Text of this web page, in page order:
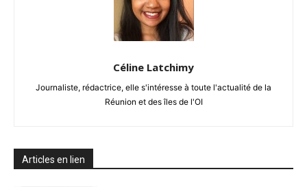
Céline Latchimy
Journaliste, rédactrice, elle s'intéresse à toute l'actualité de la
Réunion et des îles de l'OI
Articles en lien